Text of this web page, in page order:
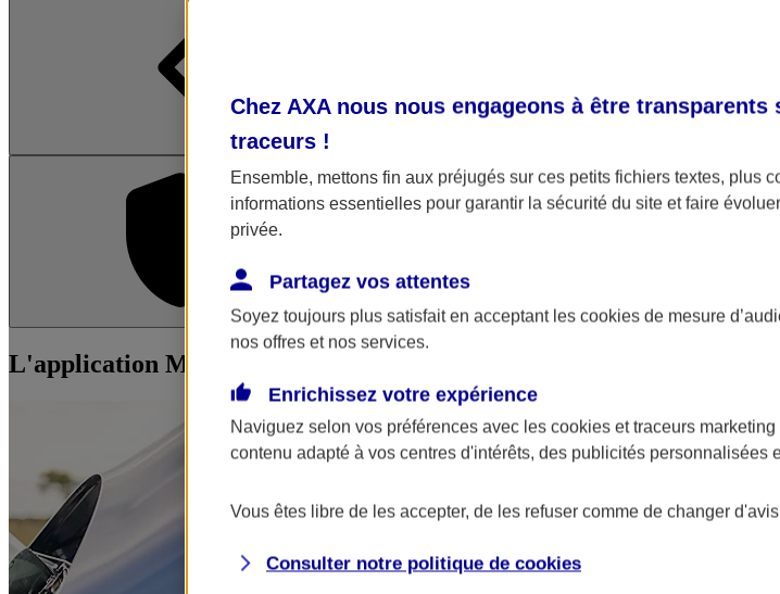
L'application Mon AXA Assurance
L'application Mon AXA Assurance, tous vos contrats en poche !
Chez AXA nous nous engageons à être
traceurs !
Ensemble, mettons fin aux préjugés sur ces petits fichiers textes, plus
informations essentielles pour garantir la sécurité du site et faire
privée.
Partagez vos attentes
Soyez toujours plus satisfait en acceptant les cookies de mesure
nos offres et nos services.
Enrichissez votre expérience
Naviguez selon vos préférences avec les cookies et traceurs
contenu adapté à vos centres d'intérêts, des publicités personnalisées
Vous êtes libre de les accepter, de les refuser comme de changer
Consulter notre politique de cookies